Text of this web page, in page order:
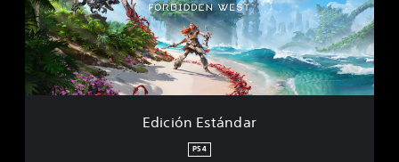
n
E
s
á
n
Edición Estándar
PS4